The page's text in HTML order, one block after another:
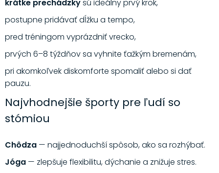
krátke prechádzkysú ideálny prvý krok,
postupne pridávať dĺžku a tempo,
pred tréningom vyprázdniť vrecko,
prvých 6–8 týždňov sa vyhnite ťažkým bremenám,
pri akomkoľvek diskomforte spomaliť alebo si dať
pauzu.
Najvhodnejšie športy pre ľudí so
stómiou
Chôdza— najjednoduchší spôsob, ako sa rozhýbať.
Jóga— zlepšuje flexibilitu, dýchanie a znižuje stres.